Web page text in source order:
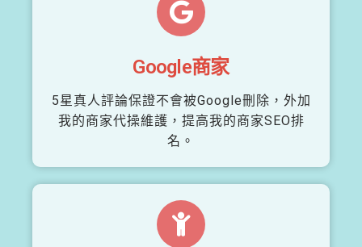
Google商家
5星真人評論保證不會被Google刪除，外加
我的商家代操維護，提高我的商家SEO排
名。